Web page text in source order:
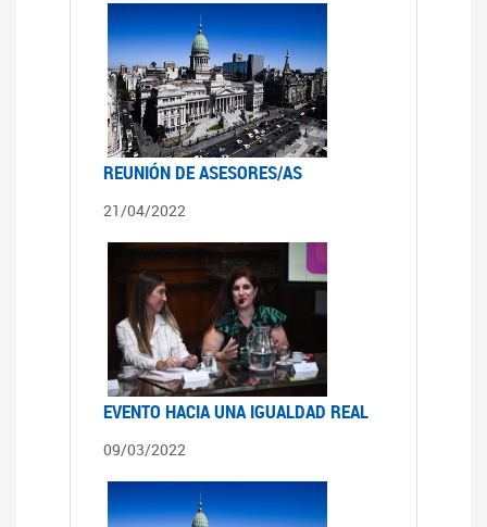
REUNIÓN DE ASESORES/AS
21/04/2022
EVENTO HACIA UNA IGUALDAD REAL
09/03/2022